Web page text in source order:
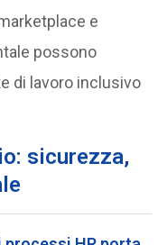
e
possono
di lavoro inclusivo
sicurezza,